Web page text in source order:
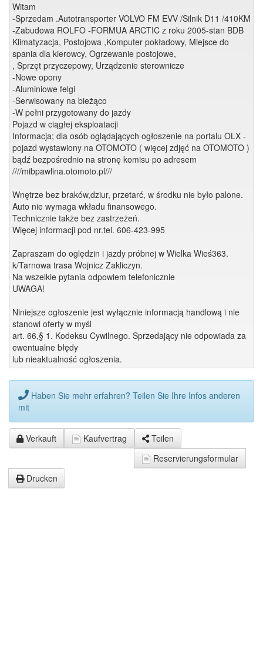
Witam
-Sprzedam .Autotransporter VOLVO FM EVV /Silnik D11 /410KM
-Zabudowa ROLFO -FORMUA ARCTIC z roku 2005-stan BDB
Klimatyzacja, Postojowa ,Komputer pokładowy, Miejsce do
spania dla kierowcy, Ogrzewanie postojowe,
, Sprzęt przyczepowy, Urządzenie sterownicze
-Nowe opony
-Aluminiowe felgi
-Serwisowany na bieżąco
-W pełni przygotowany do jazdy
Pojazd w ciągłej eksploatacji
Informacja; dla osób oglądających ogłoszenie na portalu OLX -
pojazd wystawiony na OTOMOTO ( więcej zdjęć na OTOMOTO )
bądź bezpośrednio na stronę komisu po adresem
////mibpawlina.otomoto.pl///
Wnętrze bez braków,dziur, przetarć, w środku nie było palone.
Auto nie wymaga wkładu finansowego.
Technicznie także bez zastrzeżeń.
Więcej informacji pod nr.tel. 606-423-995
Zapraszam do oględzin i jazdy próbnej w Wielka Wieś363.
k/Tarnowa trasa Wojnicz Zakliczyn.
Na wszelkie pytania odpowiem telefonicznie
UWAGA!
Niniejsze ogłoszenie jest wyłącznie informacją handlową i nie
stanowi oferty w myśl
art. 66,§ 1. Kodeksu Cywilnego. Sprzedający nie odpowiada za
ewentualne błędy
lub nieaktualność ogłoszenia.
Haben Sie mehr erfahren? Teilen Sie Ihre Infos anderen
mit
Verkauft Teilen
Kaufvertrag
Reservierungsformular
Drucken